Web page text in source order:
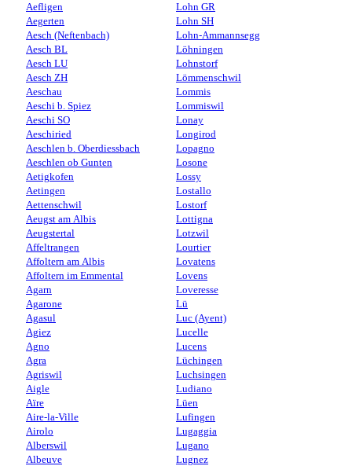
Aefligen
Aegerten
Aesch (Neftenbach)
Aesch BL
Aesch LU
Aesch ZH
Aeschau
Aeschi b. Spiez
Aeschi SO
Aeschiried
Aeschlen b. Oberdiessbach
Aeschlen ob Gunten
Aetigkofen
Aetingen
Aettenschwil
Aeugst am Albis
Aeugstertal
Affeltrangen
Affoltern am Albis
Affoltern im Emmental
Agarn
Agarone
Agasul
Agiez
Agno
Agra
Agriswil
Aigle
Aïre
Aire-la-Ville
Airolo
Alberswil
Albeuve
Lohn GR
Lohn SH
Lohn-Ammannsegg
Löhningen
Lohnstorf
Lömmenschwil
Lommis
Lommiswil
Lonay
Longirod
Lopagno
Losone
Lossy
Lostallo
Lostorf
Lottigna
Lotzwil
Lourtier
Lovatens
Lovens
Loveresse
Lü
Luc (Ayent)
Lucelle
Lucens
Lüchingen
Luchsingen
Ludiano
Lüen
Lufingen
Lugaggia
Lugano
Lugnez